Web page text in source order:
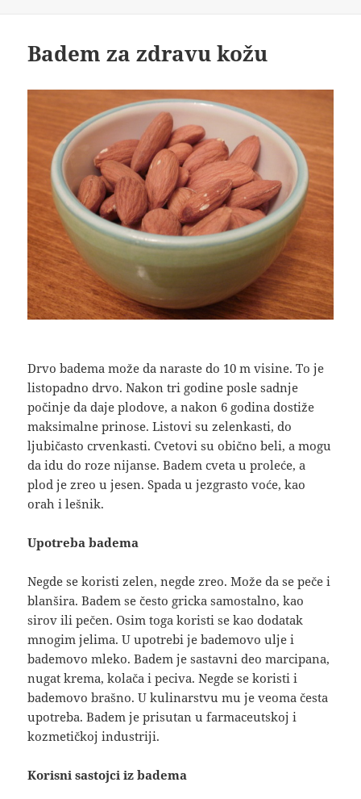
Badem za zdravu kožu
Drvo badema može da naraste do 10 m visine. To je
listopadno drvo. Nakon tri godine posle sadnje
počinje da daje plodove, a nakon 6 godina dostiže
maksimalne prinose. Listovi su zelenkasti, do
ljubičasto crvenkasti. Cvetovi su obično beli, a mogu
da idu do roze nijanse. Badem cveta u proleće, a
plod je zreo u jesen. Spada u jezgrasto voće, kao
orah i lešnik.
Upotreba badema
Negde se koristi zelen, negde zreo. Može da se peče i
blanšira. Badem se često gricka samostalno, kao
sirov ili pečen. Osim toga koristi se kao dodatak
mnogim jelima. U upotrebi je bademovo ulje i
bademovo mleko. Badem je sastavni deo marcipana,
nugat krema, kolača i peciva. Negde se koristi i
bademovo brašno. U kulinarstvu mu je veoma česta
upotreba. Badem je prisutan u farmaceutskoj i
kozmetičkoj industriji.
Korisni sastojci iz badema